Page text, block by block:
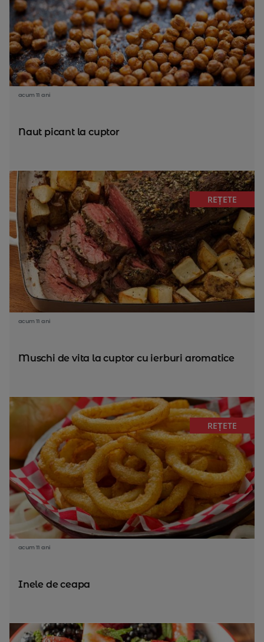
acum 11 ani
Naut picant la cuptor
REȚETE
acum 11 ani
Muschi de vita la cuptor cu ierburi aromatice
REȚETE
acum 11 ani
Inele de ceapa